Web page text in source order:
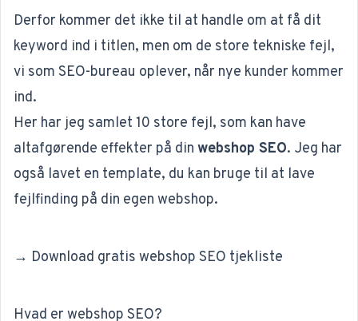
Derfor kommer det ikke til at handle om at få dit
keyword ind i titlen, men om de store tekniske fejl,
vi som SEO-bureau oplever, når nye kunder kommer
ind.
Her har jeg samlet 10 store fejl, som kan have
altafgørende effekter på din webshop SEO. Jeg har
også lavet en template, du kan bruge til at lave
fejlfinding på din egen webshop.
→ Download gratis webshop SEO tjekliste
Hvad er webshop SEO?